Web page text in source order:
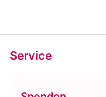
Service